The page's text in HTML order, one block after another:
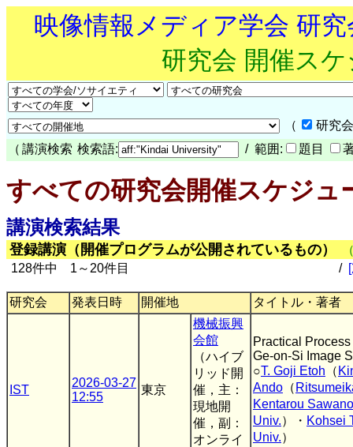
映像情報メディア学会 研
研究会 開催ス
（
研究
（ 講演検索 検索語: / 範囲: 題目
すべての研究会開催スケジュ
講演検索結果
登録講演（開催プログラムが公開されているもの）
128件中 1～20件目
/
研究会 発表日時 開催地 タイトル・著者
IST
2026-03-27
12:55
東京
機械振興
会館
（ハイブ
リッド開
催，主：
現地開
催，副：
オンライ
Practical
Ge-on-Si Image
○T. Goji Etoh （
Ando （
Kentarou Sawano
Univ.）・ Kohsei
Univ.）